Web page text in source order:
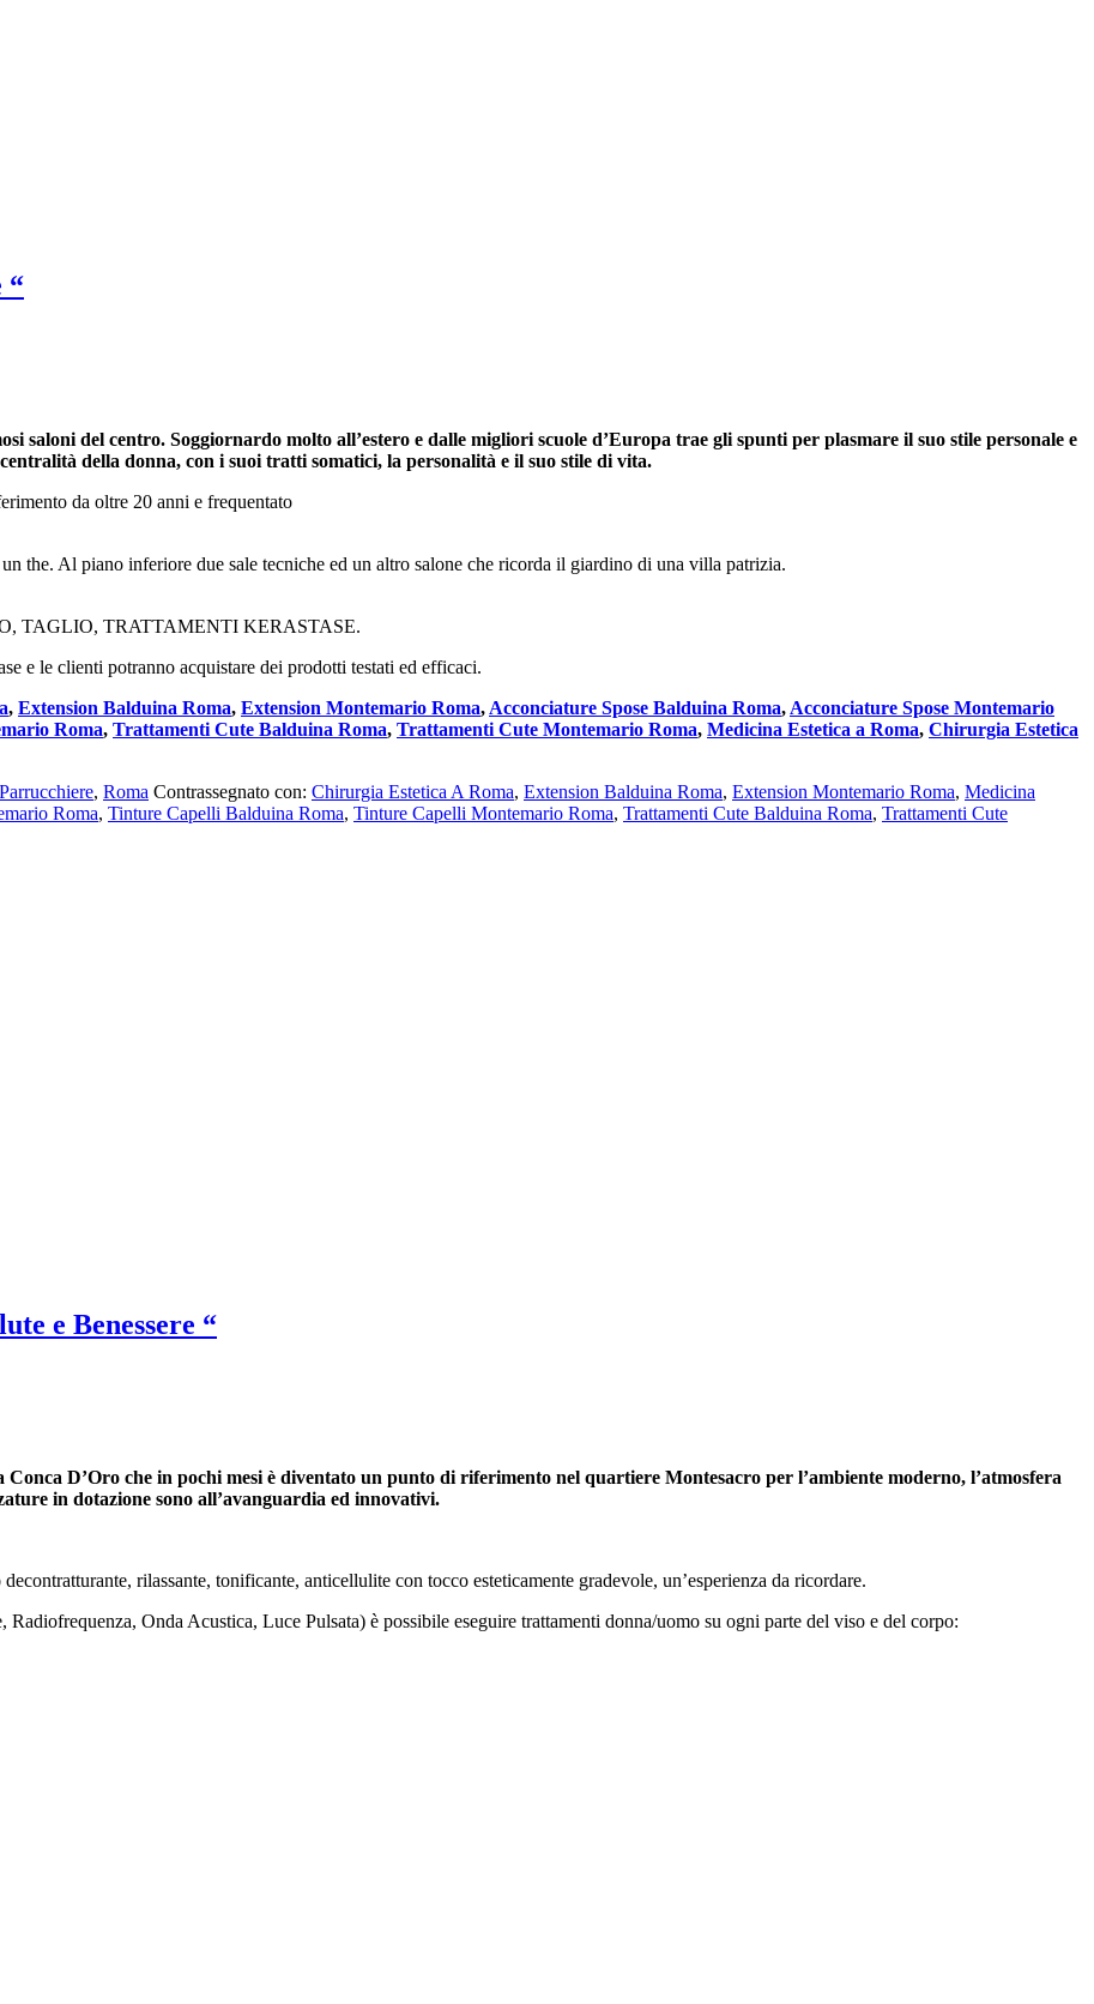
“
saloni del centro. Soggiornardo molto all’estero e dalle migliori scuole d’Europa trae gli spunti per plasmare il suo stile personale e
della donna, con i suoi tratti somatici, la personalità e il suo stile di vita.
da oltre 20 anni e frequentato
the. Al piano inferiore due sale tecniche ed un altro salone che ricorda il giardino di una villa patrizia.
TAGLIO, TRATTAMENTI KERASTASE.
e le clienti potranno acquistare dei prodotti testati ed efficaci.
, Extension Balduina Roma, Extension Montemario Roma, Acconciature Spose Balduina Roma, Acconciature Spose Montemario
Roma, Trattamenti Cute Balduina Roma, Trattamenti Cute Montemario Roma, Medicina Estetica a Roma, Chirurgia Estetica
Parrucchiere, Roma Contrassegnato con: Chirurgia Estetica A Roma, Extension Balduina Roma, Extension Montemario Roma, Medicina
Roma, Tinture Capelli Balduina Roma, Tinture Capelli Montemario Roma, Trattamenti Cute Balduina Roma, Trattamenti Cute
e Benessere “
Conca D’Oro che in pochi mesi è diventato un punto di riferimento nel quartiere Montesacro per l’ambiente moderno, l’atmosfera
in dotazione sono all’avanguardia ed innovativi.
rilassante, tonificante, anticellulite con tocco esteticamente gradevole, un’esperienza da ricordare.
Onda Acustica, Luce Pulsata) è possibile eseguire trattamenti donna/uomo su ogni parte del viso e del corpo: